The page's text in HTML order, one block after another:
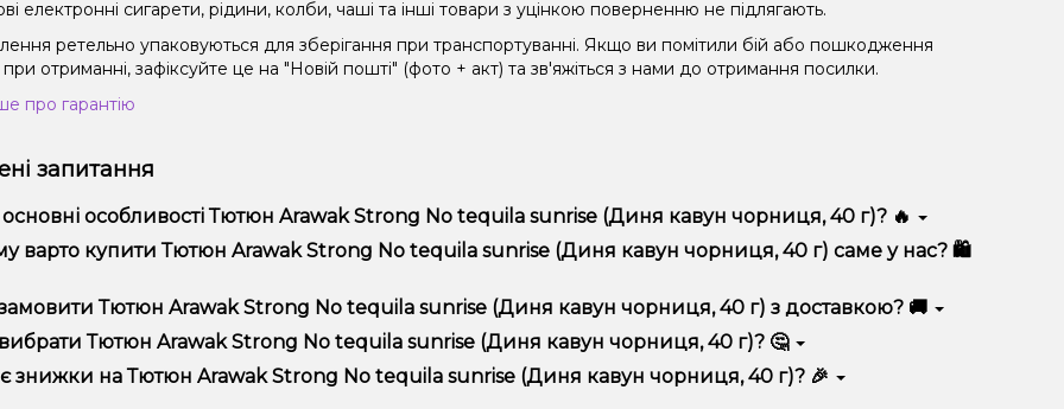
електронні сигарети, рідини, колби, чаші та інші товари з уцінкою поверненню не підлягають.
ретельно упаковуються для зберігання при транспортуванні. Якщо ви помітили бій або пошкодження
отриманні, зафіксуйте це на "Новій пошті" (фото + акт) та зв'яжіться з нами до отримання посилки.
про гарантію
запитання
основні особливості Тютюн Arawak Strong No tequila sunrise (Диня кавун чорниця, 40 г)? 🔥
Arawak Strong No tequila sunrise (Диня кавун чорниця, 40 г) відрізняється високою якістю, зручністю
та надійністю.
варто купити Тютюн Arawak Strong No tequila sunrise (Диня кавун чорниця, 40 г) саме у нас? 🛍️
тільки оригінальну продукцію, широкий асортимент, вигідні ціни та швидку доставку. Крім того, у нас
Тютюн Arawak Strong No tequila sunrise (Диня кавун чорниця, 40 г) з доставкою? 🚚
замовлення можна в кілька кліків:
Додайте Тютюн Arawak Strong No tequila sunrise (Диня кавун чорниця, 40 г) до кошика.
Тютюн Arawak Strong No tequila sunrise (Диня кавун чорниця, 40 г)? 🤔
залежить від ваших уподобань – наприклад, якщо це кальян, враховуйте розмір, матеріал та тип чаші, якщо
– потужність та смак. Наші менеджери допоможуть підібрати ідеальний варіант.
знижки на Тютюн Arawak Strong No tequila sunrise (Диня кавун чорниця, 40 г)? 🎉